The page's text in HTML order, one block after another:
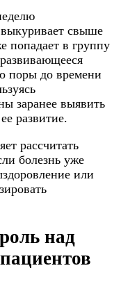
свыше
попадает в группу
поры до времени
заранее выявить
развитие.
рассчитать
болезнь уже
или
над